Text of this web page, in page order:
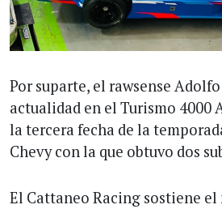
Por suparte, el rawsense
actualidad en el Turismo 4000
la tercera fecha de la
Chevy con la que obtuvo dos
El Cattaneo Racing sostiene